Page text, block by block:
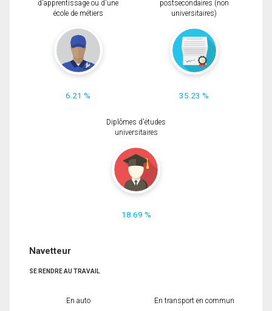
d'apprentissage ou d'une
école de métiers
6.21 %
postsecondaires (non
universitaires)
35.23 %
Diplômes d'études
universitaires
18.69 %
Navetteur
SE RENDRE AU TRAVAIL
En auto En transport en commun